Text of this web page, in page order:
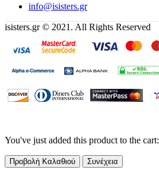
info@isisters.gr
isisters.gr © 2021. All Rights Reserved
You've just added this product to the cart:
Προβολή Καλαθιού Συνέχεια